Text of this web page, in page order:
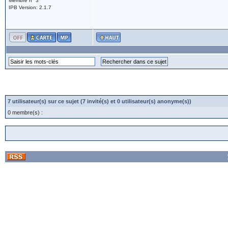
IPB Version: 2.1.7
7 utilisateur(s) sur ce sujet (7 invité(s) et 0 utilisateur(s) anonyme(s))
0 membre(s) :